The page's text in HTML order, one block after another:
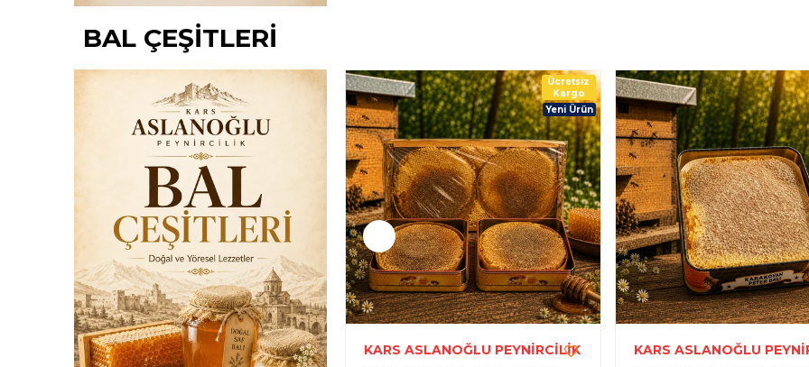
BAL ÇEŞİTLERİ
KARS ASLANOĞLU PEYNİRCİLİK
KARS ASLANOĞLU PEYNİRCİLİK
Ücretsiz
Kargo
Yeni Ürün
KARS ASLANOĞLU